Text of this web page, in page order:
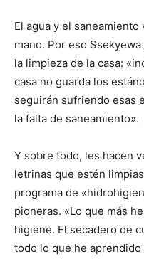
El agua y el
mano. Por eso
la limpieza de la casa:
casa no guarda los
seguirán sufriendo esas
la falta de saneamiento».
Y sobre todo, les hacen
letrinas que estén
programa de
pioneras. «Lo que más
higiene. El secadero de
todo lo que he